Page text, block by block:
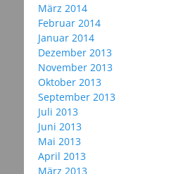
März 2014
Februar 2014
Januar 2014
Dezember 2013
November 2013
Oktober 2013
September 2013
Juli 2013
Juni 2013
Mai 2013
April 2013
März 2013